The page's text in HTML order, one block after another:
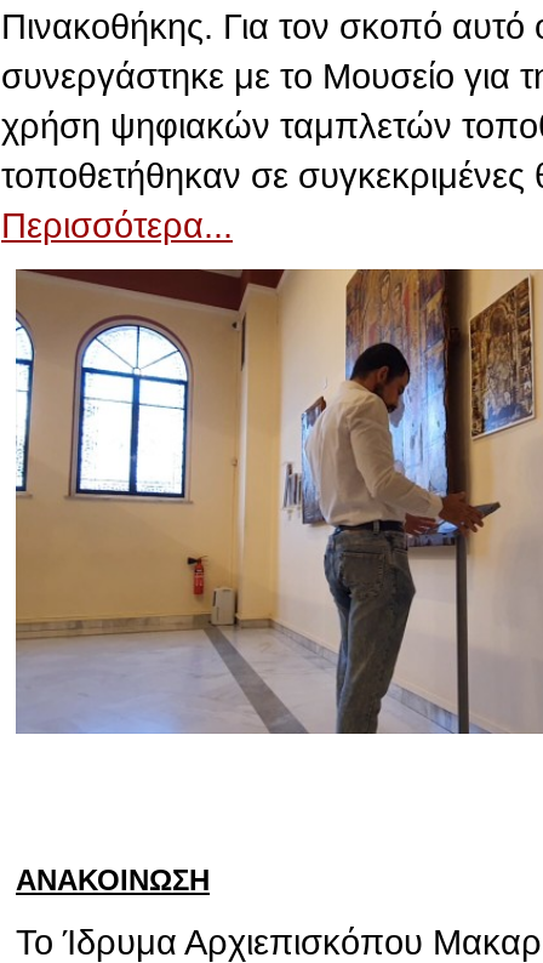
Πινακοθήκης. Για τον σκοπό
συνεργάστηκε με το Μουσείο για
χρήση ψηφιακών ταμπλετών
τοποθετήθηκαν σε
Περισσότερα...
ΑΝΑΚΟΙΝΩΣΗ
Το Ίδρυμα Αρχιεπισκόπου